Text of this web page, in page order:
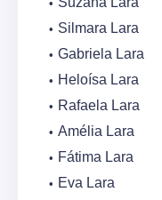
Silmara Lara
Gabriela Lara
Heloísa Lara
Rafaela Lara
Amélia Lara
Fátima Lara
Eva Lara